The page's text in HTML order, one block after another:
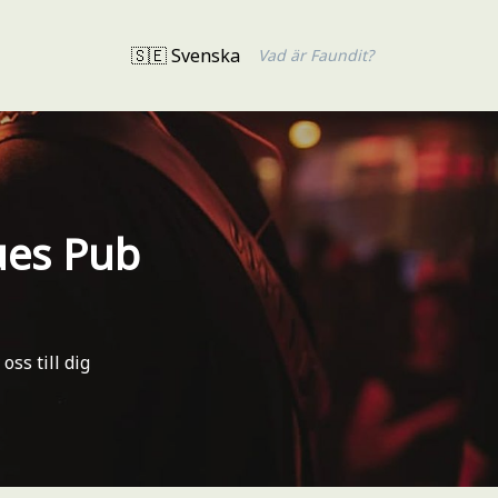
🇸🇪 Svenska Vad är Faundit?
Pub
till dig